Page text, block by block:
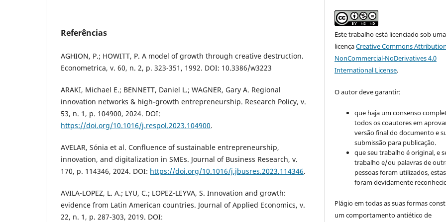
Referências
AGHION, P.; HOWITT, P. A model of growth through creative destruction.
Econometrica, v. 60, n. 2, p. 323-351, 1992. DOI: 10.3386/w3223
ARAKI, Michael E.; BENNETT, Daniel L.; WAGNER, Gary A. Regional
innovation networks & high-growth entrepreneurship. Research Policy, v.
53, n. 1, p. 104900, 2024. DOI:
https://doi.org/10.1016/j.respol.2023.104900.
AVELAR, Sónia et al. Confluence of sustainable entrepreneurship,
innovation, and digitalization in SMEs. Journal of Business Research, v.
170, p. 114346, 2024. DOI: https://doi.org/10.1016/j.jbusres.2023.114346.
AVILA-LOPEZ, L. A.; LYU, C.; LOPEZ-LEYVA, S. Innovation and growth:
evidence from Latin American countries. Journal of Applied Economics, v.
22, n. 1, p. 287-303, 2019. DOI:
Este trabalho está licenciado sob uma
licençaCreative Commons
NonCommercial-NoDerivatives 4.0
International License.
O autor deve garantir:
que haja um consenso
todos os coautores em
versão final do documento e
submissão para publicação.
que seu trabalho é original, e
trabalho e/ou palavras de
pessoas foram utilizados, estas
foram devidamente
Plágio em todas as suas formas
um comportamento antiético de